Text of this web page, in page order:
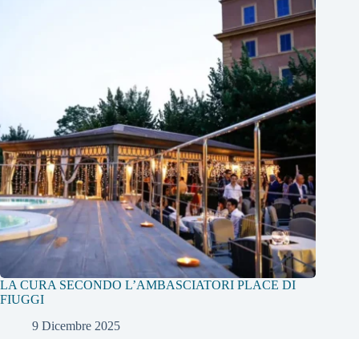
LA CURA SECONDO L’AMBASCIATORI PLACE DI
FIUGGI
9 Dicembre 2025